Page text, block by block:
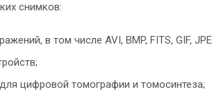
снимков:
в том числе AVI, BMP, FITS, GIF,
цифровой томографии и томосинтеза;